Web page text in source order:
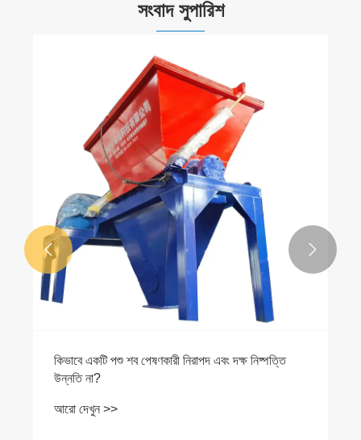
সংবাদ সুপারিশ
কিভাবে একটি পশু শব পেষণকারী নিরাপদ এবং দক্ষ নিষ্পত্তি
উন্নতি না?
আরো দেখুন >>
 